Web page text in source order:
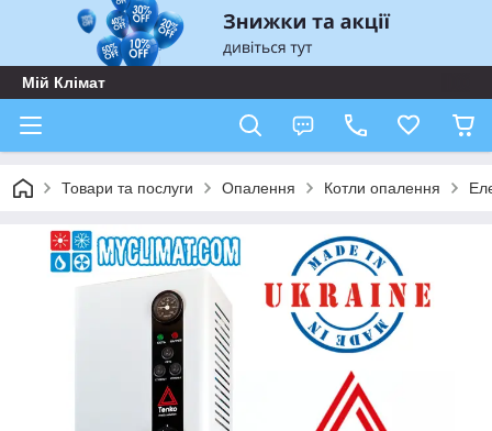
Мій Клімат
Товари та послуги Опалення Котли опалення